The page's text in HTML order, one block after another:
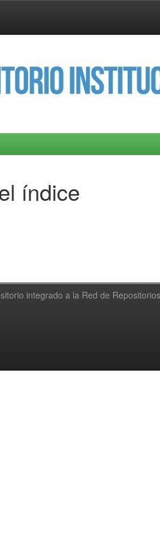
índice
integrado a la Red de